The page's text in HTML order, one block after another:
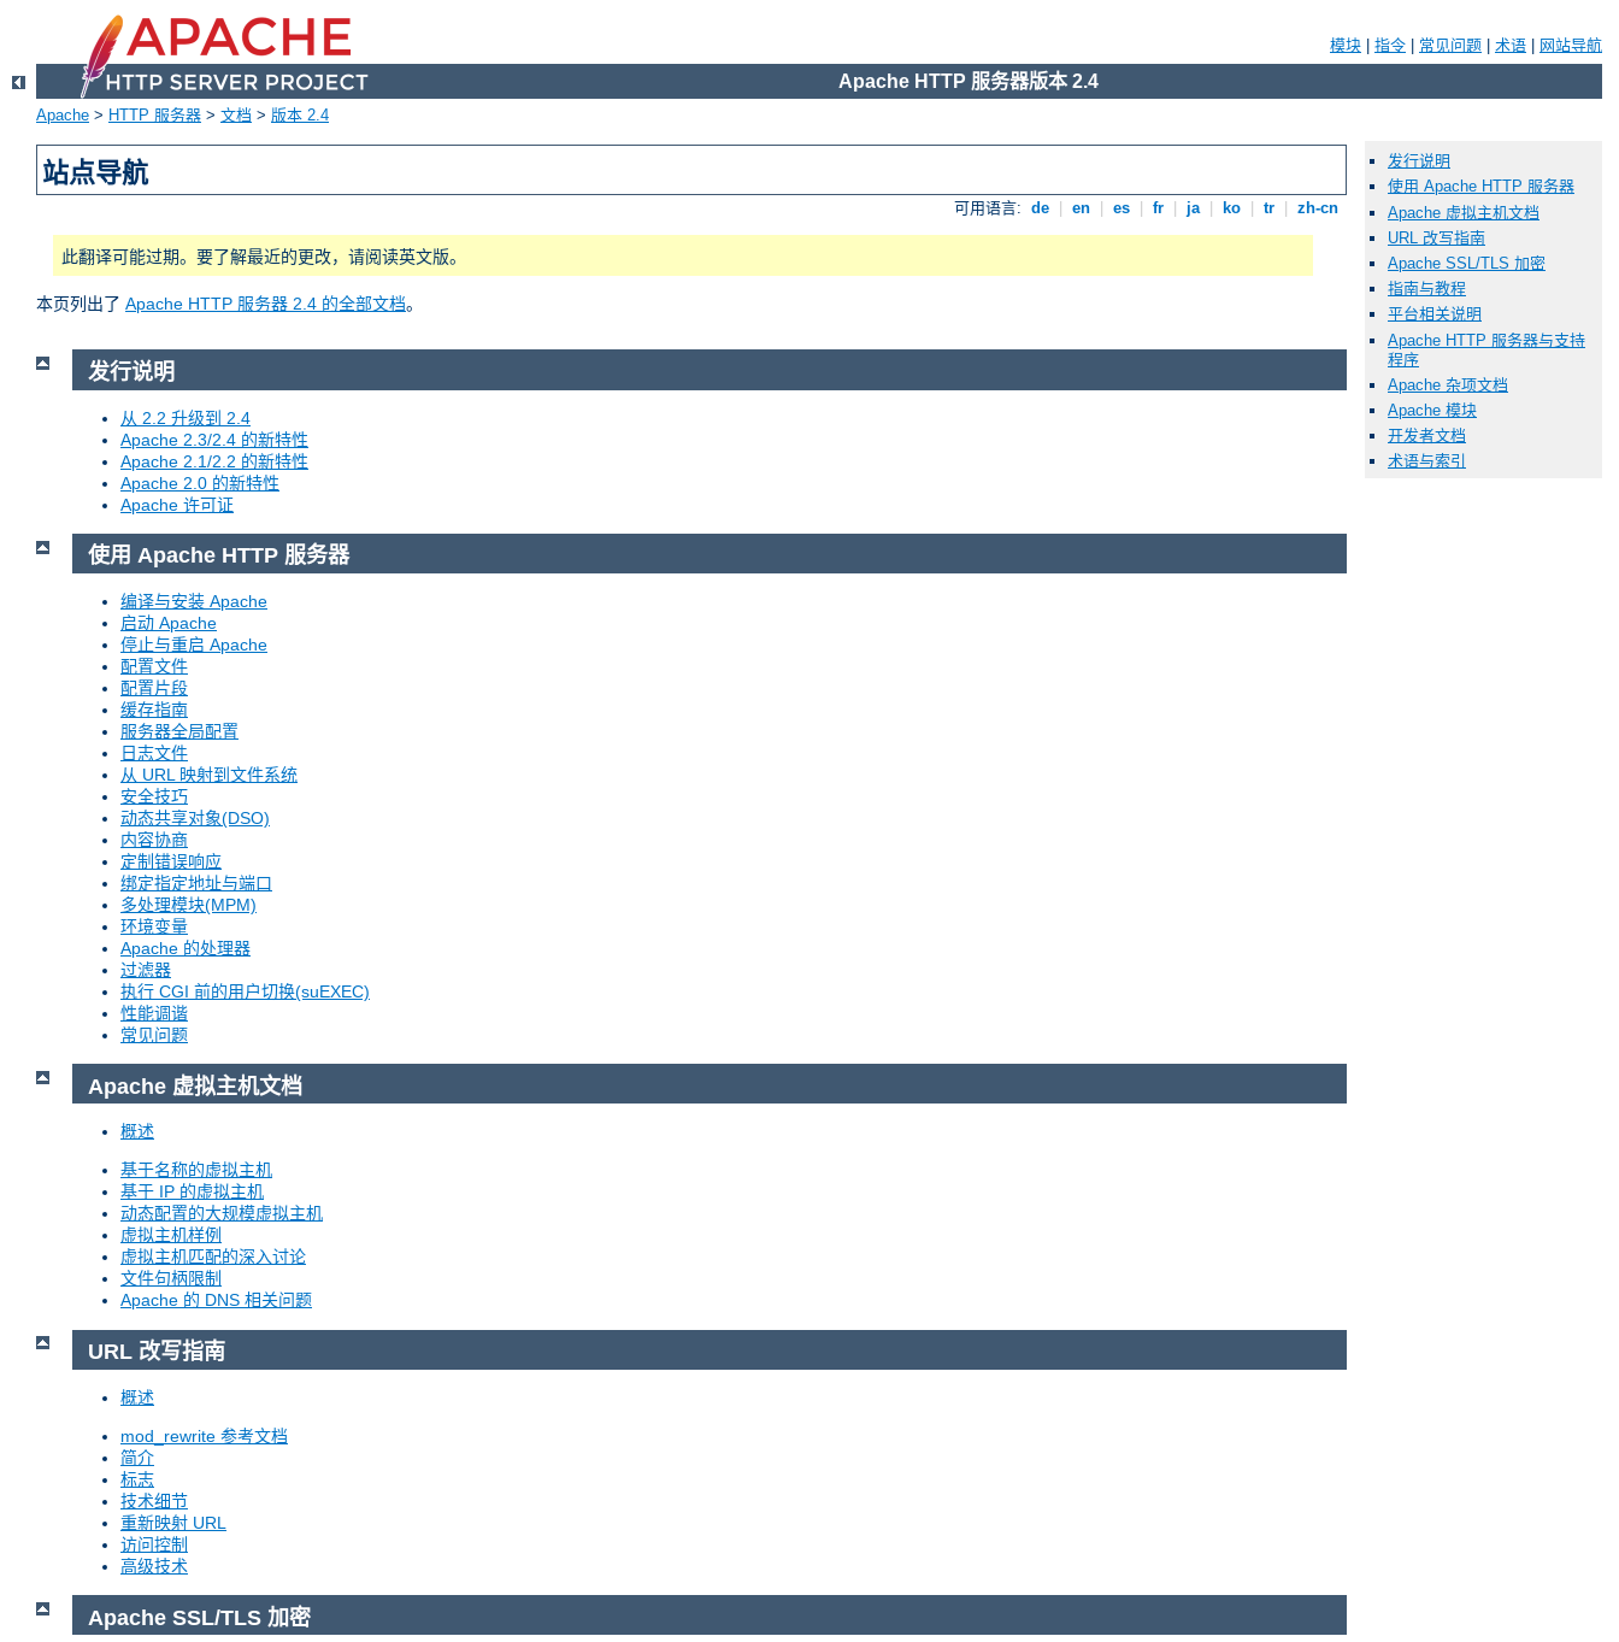
模块 指令 常见问题 术语 网站导航
Apache HTTP 服务器版本 2.4
Apache > HTTP 服务器 > 文档 > 版本 2.4
站点导航
可用语言: de en es fr ja ko tr zh-cn
此翻译可能过期。要了解最近的更改，请阅读英文版。
本页列出了 Apache HTTP 服务器 2.4 的全部文档。
发行说明
使用 Apache HTTP 服务器
Apache 虚拟主机文档
URL 改写指南
Apache SSL/TLS 加密
指南与教程
平台相关说明
Apache HTTP 服务器与支持
程序
Apache 杂项文档
Apache 模块
开发者文档
术语与索引
发行说明
从 2.2 升级到 2.4
Apache 2.3/2.4 的新特性
Apache 2.1/2.2 的新特性
Apache 2.0 的新特性
Apache 许可证
使用 Apache HTTP 服务器
编译与安装 Apache
启动 Apache
停止与重启 Apache
配置文件
配置片段
缓存指南
服务器全局配置
日志文件
从 URL 映射到文件系统
安全技巧
动态共享对象(DSO)
内容协商
定制错误响应
绑定指定地址与端口
多处理模块(MPM)
环境变量
Apache 的处理器
过滤器
执行 CGI 前的用户切换(suEXEC)
性能调谐
常见问题
Apache 虚拟主机文档
概述
基于名称的虚拟主机
基于 IP 的虚拟主机
动态配置的大规模虚拟主机
虚拟主机样例
虚拟主机匹配的深入讨论
文件句柄限制
Apache 的 DNS 相关问题
URL 改写指南
概述
mod_rewrite 参考文档
简介
标志
技术细节
重新映射 URL
访问控制
高级技术
Apache SSL/TLS 加密